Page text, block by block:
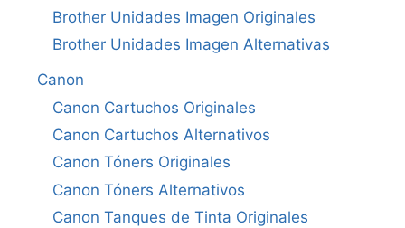
Brother Unidades Imagen Originales
Brother Unidades Imagen Alternativas
Canon
Canon Cartuchos Originales
Canon Cartuchos Alternativos
Canon Tóners Originales
Canon Tóners Alternativos
Canon Tanques de Tinta Originales